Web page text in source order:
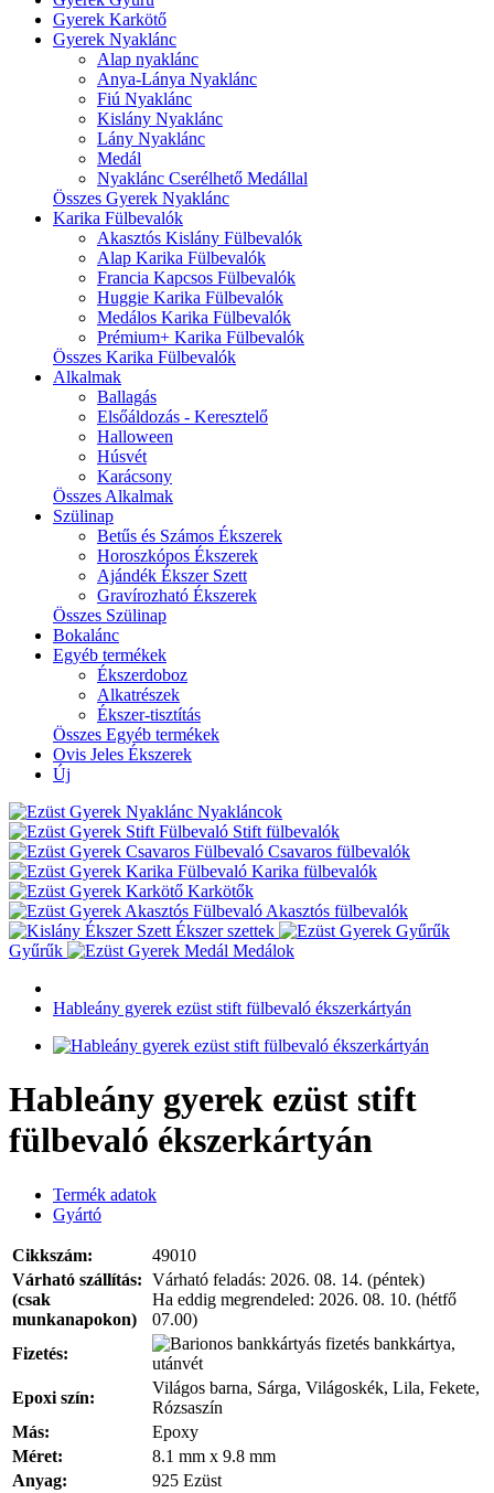
Gyerek Karkötő
Gyerek Nyaklánc
Alap nyaklánc
Anya-Lánya Nyaklánc
Fiú Nyaklánc
Kislány Nyaklánc
Lány Nyaklánc
Medál
Nyaklánc Cserélhető Medállal
Összes Gyerek Nyaklánc
Karika Fülbevalók
Akasztós Kislány Fülbevalók
Alap Karika Fülbevalók
Francia Kapcsos Fülbevalók
Huggie Karika Fülbevalók
Medálos Karika Fülbevalók
Prémium+ Karika Fülbevalók
Összes Karika Fülbevalók
Alkalmak
Ballagás
Elsőáldozás - Keresztelő
Halloween
Húsvét
Karácsony
Összes Alkalmak
Szülinap
Betűs és Számos Ékszerek
Horoszkópos Ékszerek
Ajándék Ékszer Szett
Gravírozható Ékszerek
Összes Szülinap
Bokalánc
Egyéb termékek
Ékszerdoboz
Alkatrészek
Ékszer-tisztítás
Összes Egyéb termékek
Ovis Jeles Ékszerek
Új
Nyakláncok
Stift fülbevalók
Csavaros fülbevalók
Karika fülbevalók
Karkötők
Akasztós fülbevalók
Ékszer szettek
Gyűrűk
Medálok
Hableány gyerek ezüst stift fülbevaló ékszerkártyán
Hableány gyerek ezüst stift
fülbevaló ékszerkártyán
Termék adatok
Gyártó
Cikkszám:
49010
Várható szállítás:
(csak
munkanapokon)
Várható feladás: 2026. 08. 14. (péntek)
Ha eddig megrendeled: 2026. 08. 10. (hétfő
07.00)
Fizetés:
bankkártya,
utánvét
Epoxi szín:
Világos barna, Sárga, Világoskék, Lila, Fekete,
Rózsaszín
Más:
Epoxy
Méret:
8.1 mm x 9.8 mm
Anyag:
925 Ezüst